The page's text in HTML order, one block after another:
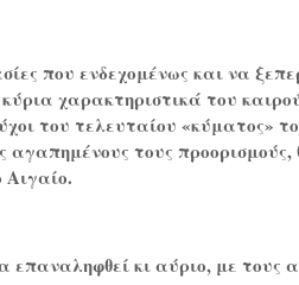
που ενδεχομένως και να
χαρακτηριστικά του
του τελευταίου «κύματος»
αγαπημένους τους προορισμούς,
επαναληφθεί κι αύριο, με τους